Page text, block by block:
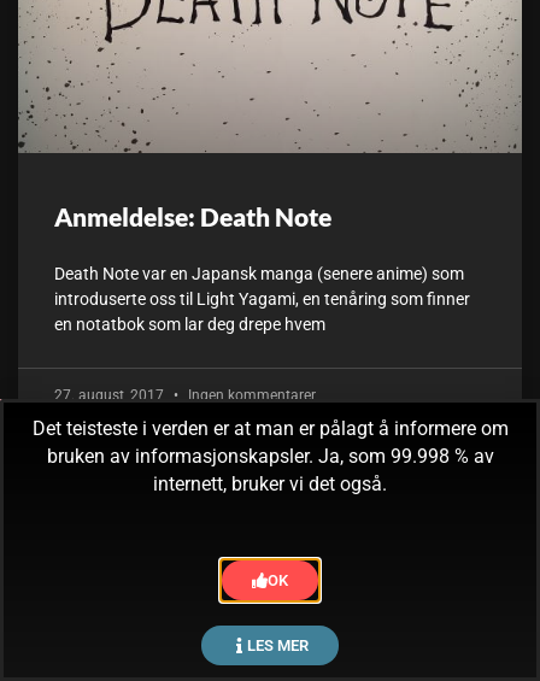
Anmeldelse: Death Note
Death Note var en Japansk manga (senere anime) som
introduserte oss til Light Yagami, en tenåring som finner
en notatbok som lar deg drepe hvem
27. august, 2017 Ingen kommentarer
Det teisteste i verden er at man er pålagt å informere om
bruken av informasjonskapsler. Ja, som 99.998 % av
internett, bruker vi det også.
OK
LES MER